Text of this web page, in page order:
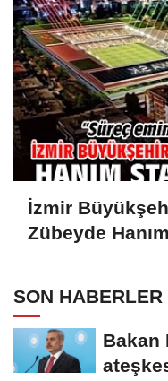
İzmir
Zübeyde
SON HABERLER
Bakan